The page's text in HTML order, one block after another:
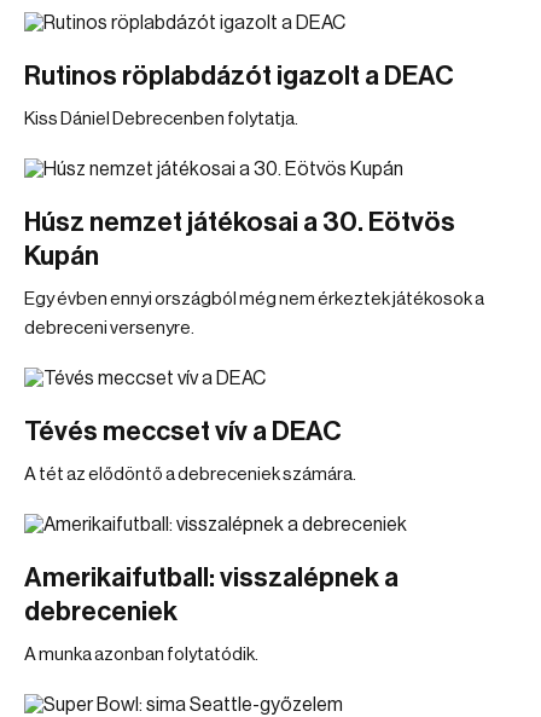
Rutinos röplabdázót igazolt a DEAC
Kiss Dániel Debrecenben folytatja.
Húsz nemzet játékosai a 30. Eötvös
Kupán
Egy évben ennyi országból még nem érkeztek játékosok a
debreceni versenyre.
Tévés meccset vív a DEAC
A tét az elődöntő a debreceniek számára.
Amerikaifutball: visszalépnek a
debreceniek
A munka azonban folytatódik.